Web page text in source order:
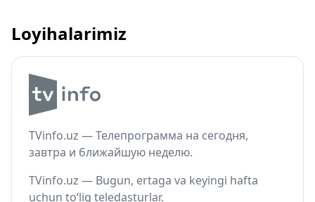
Loyihalarimiz
TVinfo.uz — Телепрограмма на сегодня,
завтра и ближайшую неделю.
TVinfo.uz — Bugun, ertaga va keyingi hafta
uchun to‘liq teledasturlar.